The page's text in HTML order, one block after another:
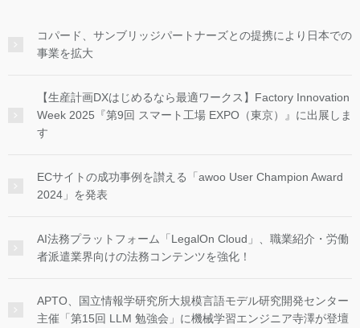
コパード、サンブリッジパートナーズとの提携により日本での
事業を拡大
【生産計画DXはじめるなら最適ワークス】Factory Innovation
Week 2025『第9回 スマート工場 EXPO（東京）』に出展しま
す
ECサイトの成功事例を讃える「awoo User Champion Award
2024」を発表
AI法務プラットフォーム「LegalOn Cloud」、職業紹介・労働
者派遣業界向けの法務コンテンツを強化！
APTO、国立情報学研究所大規模言語モデル研究開発センター
主催「第15回 LLM 勉強会」に機械学習エンジニア寺澤が登壇